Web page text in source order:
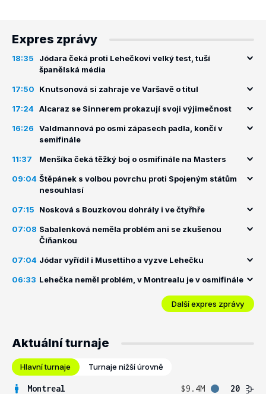
Expres zprávy
18:35
Jódara čeká proti Lehečkovi velký test, tuší
španělská média
17:50 Knutsonová si zahraje ve Varšavě o titul
17:24 Alcaraz se Sinnerem prokazují svoji výjimečnost
16:26
Valdmannová po osmi zápasech padla, končí v
semifinále
11:37 Menšíka čeká těžký boj o osmifinále na Masters
09:04 Štěpánek s volbou povrchu proti Spojeným státům
nesouhlasí
07:15 Nosková s Bouzkovou dohrály i ve čtyřhře
07:08 Sabalenková neměla problém ani se zkušenou
Číňankou
07:04 Jódar vyřídil i Musettiho a vyzve Lehečku
06:33 Lehečka neměl problém, v Montrealu je v osmifinále
Další expres zprávy
Aktuální turnaje
Hlavní turnaje Turnaje nižší úrovně
Montreal $9.4M
20